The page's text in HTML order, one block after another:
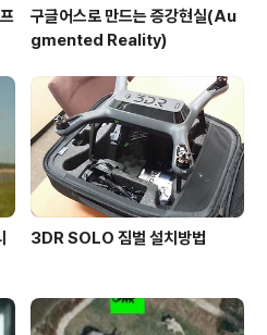
구글어스로 만드는 증강현실(Au
gmented Reality)
3DR SOLO 짐벌 설치방법